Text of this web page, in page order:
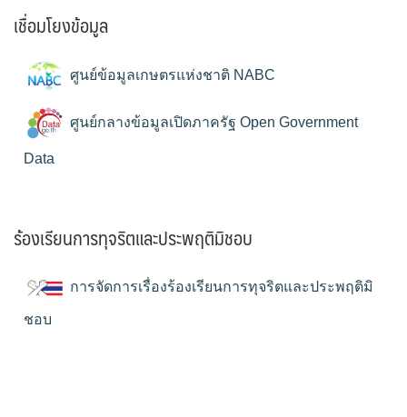
เชื่อมโยงข้อมูล
ศูนย์ข้อมูลเกษตรแห่งชาติ NABC
ศูนย์กลางข้อมูลเปิดภาครัฐ Open Government
Data
ร้องเรียนการทุจริตและประพฤติมิชอบ
การจัดการเรื่องร้องเรียนการทุจริตและประพฤติมิ
ชอบ